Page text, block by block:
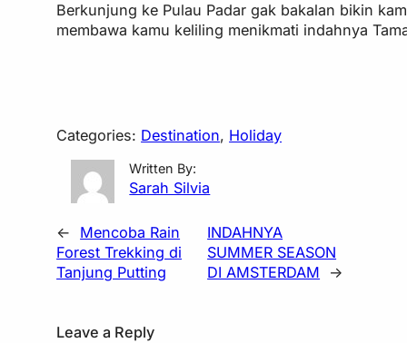
Berkunjung ke Pulau Padar gak bakalan bikin
membawa kamu keliling menikmati indahnya
Categories: Destination, Holiday
Written By:
Sarah Silvia
←
Mencoba Rain
Forest Trekking di
Tanjung Putting
INDAHNYA
SUMMER SEASON
DI AMSTERDAM
→
Leave a Reply